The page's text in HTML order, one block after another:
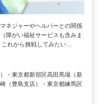
ネジャーやヘルパーとの関係
障がい福祉サービスも含みま
れから挑戦してみたい…
・東京都新宿区高田馬場（新
（豊島支店）・東京都練馬区